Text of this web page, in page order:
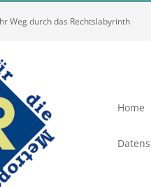
Weg durch das Rechtslabyrinth
Home